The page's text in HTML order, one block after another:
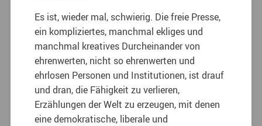
Es ist, wieder mal, schwierig. Die freie Presse,
ein kompliziertes, manchmal ekliges und
manchmal kreatives Durcheinander von
ehrenwerten, nicht so ehrenwerten und
ehrlosen Personen und Institutionen, ist drauf
und dran, die Fähigkeit zu verlieren,
Erzählungen der Welt zu erzeugen, mit denen
eine demokratische, liberale und